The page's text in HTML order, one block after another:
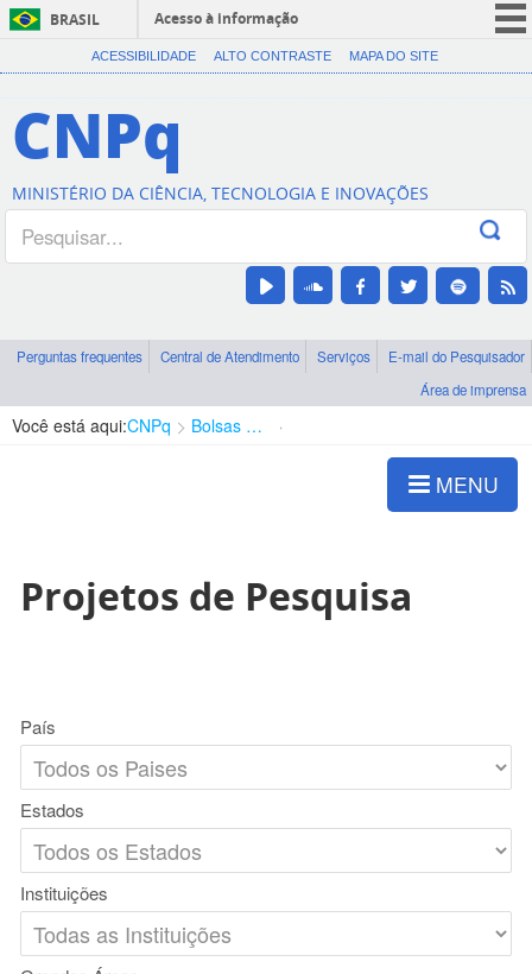
BRASIL
Acesso à informação
CORONAVÍRUS (COVID-19)
Canais
ACESSIBILIDADE ALTO CONTRASTE MAPA DO SITE
CNPq
MINISTÉRIO DA CIÊNCIA, TECNOLOGIA E INOVAÇÕES
Perguntas frequentes Central de Atendimento Serviços
E-mail do Pesquisador
Área de imprensa
Você está aqui:CNPq Bolsas e Auxílios Vigentes
MENU
Projetos de Pesquisa
País
Estados
Instituições